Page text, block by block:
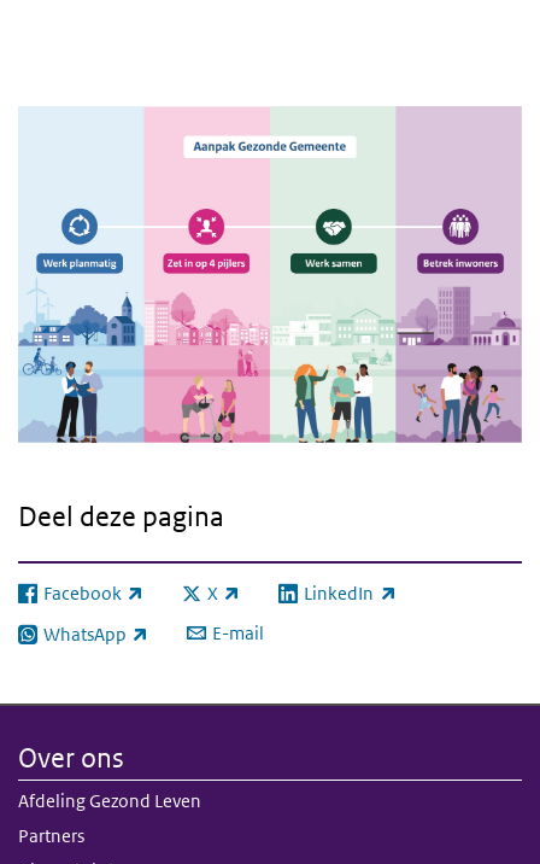
Deel deze pagina
Facebook
(externe link) X
(externe link) LinkedIn
(externe link)
WhatsApp
(externe link) E-mail
Over ons
Afdeling Gezond Leven
Partners